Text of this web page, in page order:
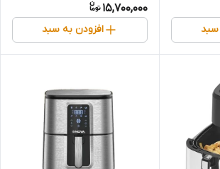
سبد
15,700,000
افزودن به سبد